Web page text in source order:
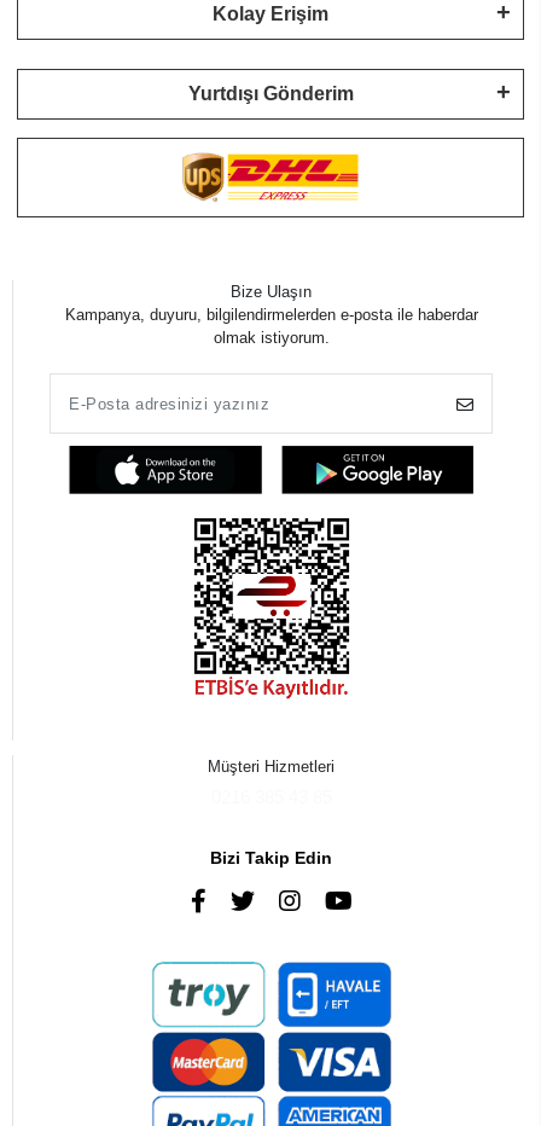
Kolay Erişim
Yurtdışı Gönderim
Bize Ulaşın
Kampanya, duyuru, bilgilendirmelerden e-posta ile haberdar
olmak istiyorum.
Müşteri Hizmetleri
Bizi Takip Edin